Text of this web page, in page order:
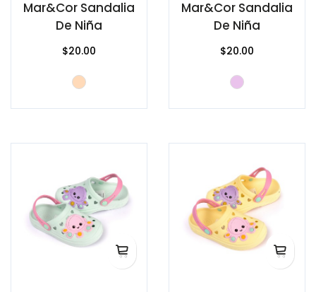
Mar&Cor Sandalia
De Niña
$20.00
Mar&Cor Sandalia
De Niña
$20.00